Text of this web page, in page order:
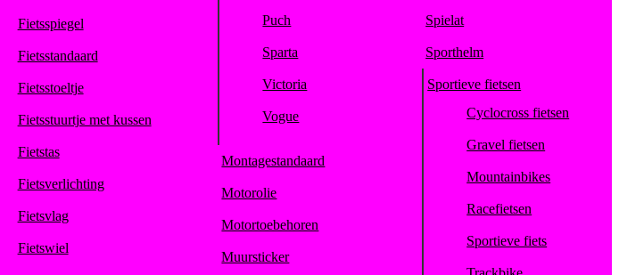
Fietsspiegel
Fietsstandaard
Fietsstoeltje
Fietsstuurtje met kussen
Fietstas
Fietsverlichting
Fietsvlag
Fietswiel
Puch
Sparta
Victoria
Vogue
Montagestandaard
Motorolie
Motortoebehoren
Muursticker
Spielat
Sporthelm
Sportieve fietsen
Cyclocross fietsen
Gravel fietsen
Mountainbikes
Racefietsen
Sportieve fiets